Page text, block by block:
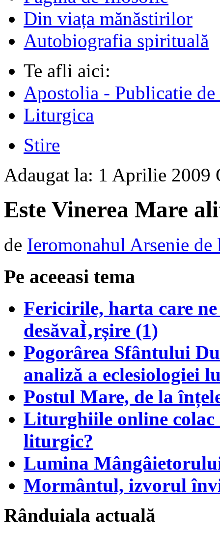
Din viața mănăstirilor
Autobiografia spirituală
Te afli aici:
Apostolia - Publicatie
Liturgica
Stire
Adaugat la: 1 Aprilie 2009
Este Vinerea Mare
de Ieromonahul Arsenie
Pe aceeasi tema
Fericirile, harta care
desăvaÌ‚rșire (1)
Pogorârea Sfântului
analiză a eclesiologiei
Postul Mare, de la
Liturghiile online colac
liturgic?
Lumina
Mormântul, izvorul
Rânduiala actuală